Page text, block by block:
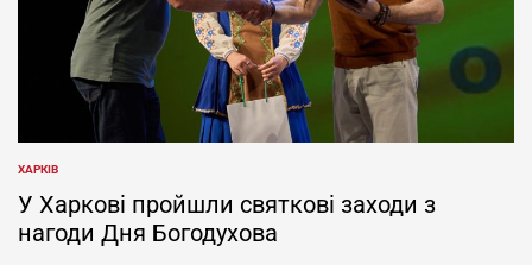
ОПУБЛІКУВАТИ
У
ХАРКІВ
У Харкові пройшли святкові заходи з
нагоди Дня Богодухова